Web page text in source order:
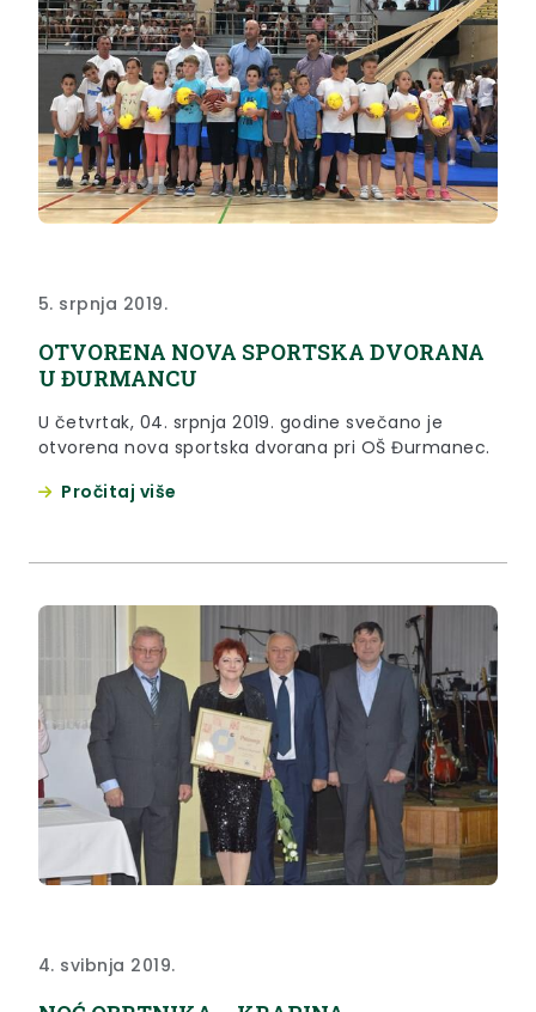
5. srpnja 2019.
OTVORENA NOVA SPORTSKA DVORANA
U ĐURMANCU
U četvrtak, 04. srpnja 2019. godine svečano je
otvorena nova sportska dvorana pri OŠ Đurmanec.
Pročitaj više
4. svibnja 2019.